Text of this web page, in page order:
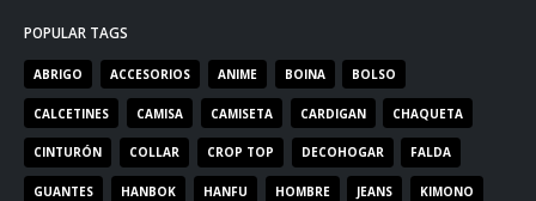
POPULAR TAGS
ABRIGO ACCESORIOS ANIME BOINA BOLSO
CALCETINES CAMISA CAMISETA CARDIGAN CHAQUETA
CINTURÓN COLLAR CROP TOP DECOHOGAR FALDA
GUANTES HANBOK HANFU HOMBRE JEANS KIMONO